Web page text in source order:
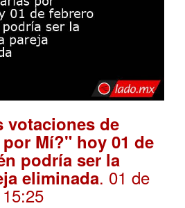
votaciones de
Mí?" hoy 01 de
podría ser la
eliminada. 01 de